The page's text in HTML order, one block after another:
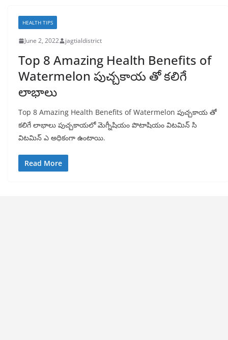
HEALTH TIPS
June 2, 2022 jagtialdistrict
Top 8 Amazing Health Benefits of
Watermelon పుచ్చకాయ తో కలిగే
లాభాలు
Top 8 Amazing Health Benefits of Watermelon పుచ్చకాయ తో
కలిగే లాభాలు పుచ్చకాయలో మెగ్నీషియం పొటాషియం విటమిన్ సి
విటమిన్ ఎ అధికంగా ఉంటాయి.
Read More